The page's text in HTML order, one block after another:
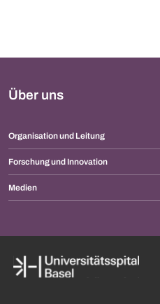
Über uns
Organisation und Leitung
Forschung und Innovation
Medien